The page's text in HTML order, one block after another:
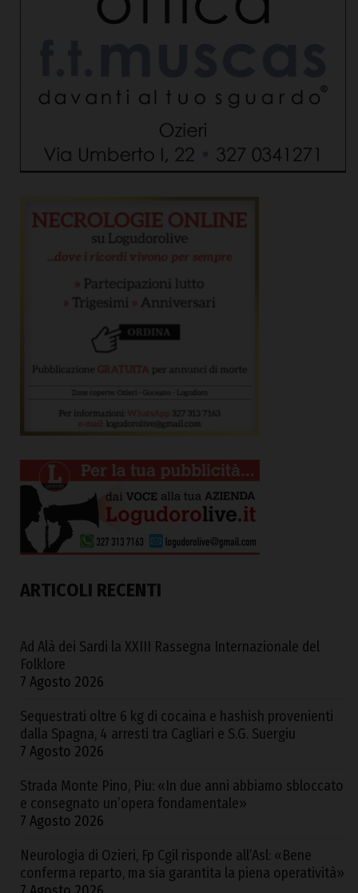
ARTICOLI RECENTI
Ad Alà dei Sardi la XXIII Rassegna Internazionale del
Folklore
7 Agosto 2026
Sequestrati oltre 6 kg di cocaina e hashish provenienti
dalla Spagna, 4 arresti tra Cagliari e S.G. Suergiu
7 Agosto 2026
Strada Monte Pino, Piu: «In due anni abbiamo sbloccato
e consegnato un’opera fondamentale»
7 Agosto 2026
Neurologia di Ozieri, Fp Cgil risponde all’Asl: «Bene
conferma reparto, ma sia garantita la piena operatività»